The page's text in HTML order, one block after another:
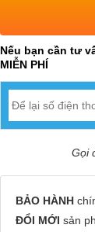
Nếu bạn cần tư
MIỄN PHÍ
Gọi
BẢO HÀNH
ĐỔI MỚI sản